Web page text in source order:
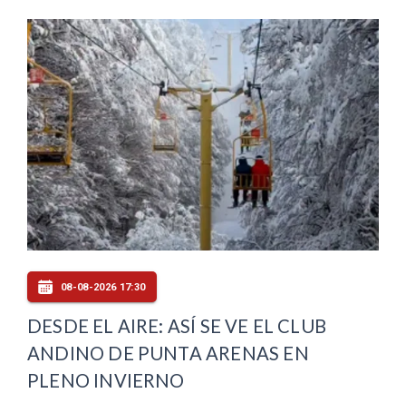
08-08-2026 17:30
DESDE EL AIRE: ASÍ SE VE EL CLUB
ANDINO DE PUNTA ARENAS EN
PLENO INVIERNO